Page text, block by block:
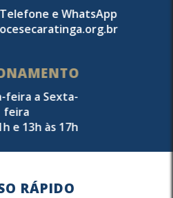
e WhatsApp
feira a Sexta-
feira
e 13h às 17h
RÁPIDO